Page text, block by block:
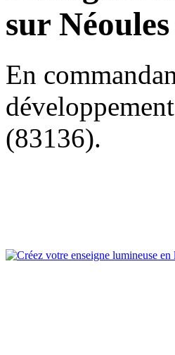
sur
En
(83136).